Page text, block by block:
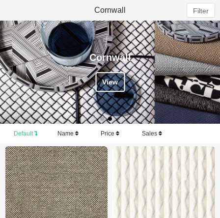
Filter
Cornwall
Cornwall
View
Default Name Price Sales